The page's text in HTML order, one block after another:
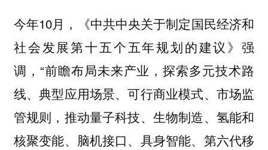
今年10月，《中共中央关于制定国民经济和
社会发展第十五个五年规划的建议》强
调，“前瞻布局未来产业，探索多元技术路
线、典型应用场景、可行商业模式、市场监
管规则，推动量子科技、生物制造、氢能和
核聚变能、脑机接口、具身智能、第六代移